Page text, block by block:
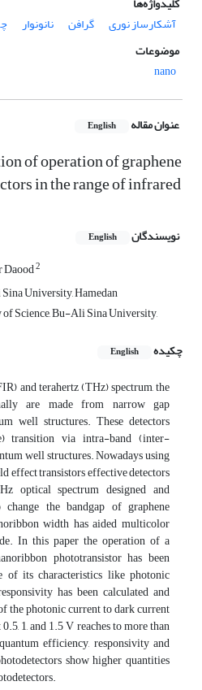
آشکارساز نوری
گرافن نانونوار
موضوعات
nano
عنوان مقاله English
of operation of graphene
in the range of infrared
نویسندگان English
Daood2
University, Hamedan
Science, Bu-Ali Sina University,
چکیده
English
and terahertz (THz) spectrum, the
are made from narrow gap
well structures. These detectors
transition via intra-band (inter-
well structures. Nowadays using
effect transistors effective detectors
optical spectrum designed and
the bandgap of graphene
width has aided multicolor
In this paper the operation of a
phototransistor has been
of its characteristics like photonic
has been calculated and
the photonic current to dark current
1, and 1.5 V reaches to more than
efficiency, responsivity and
show higher quantities